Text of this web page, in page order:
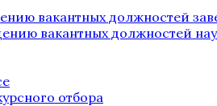
вакантных должностей
вакантных должностей
отбора